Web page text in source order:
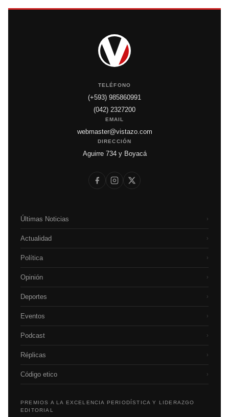
TELÉFONO
(+593) 985860991
(042) 2327200
EMAIL
webmaster@vistazo.com
DIRECCIÓN
Aguirre 734 y Boyacá
Últimas Noticias ›
Actualidad ›
Política ›
Opinión ›
Deportes ›
Eventos ›
Podcast ›
Réplicas ›
Código etico ›
PREMIOS A LA EXCELENCIA PERIODÍSTICA Y LIDERAZGO
EDITORIAL